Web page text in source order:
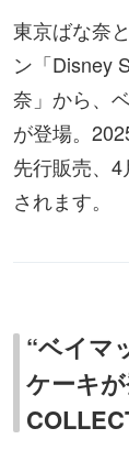
東京ばな奈
ン「Disney
奈」から、
が登場。
先行販売、
されます。
“ベイマ
ケーキ